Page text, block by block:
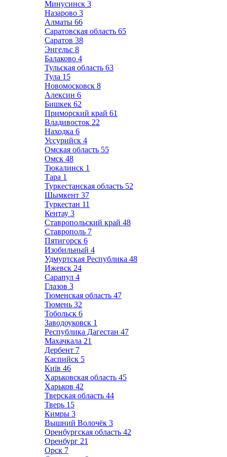
Минусинск 3
Назарово 3
Алматы 66
Саратовская область 65
Саратов 38
Энгельс 8
Балаково 4
Тульская область 63
Тула 15
Новомосковск 8
Алексин 6
Бишкек 62
Приморский край 61
Владивосток 22
Находка 6
Уссурийск 4
Омская область 55
Омск 48
Тюкалинск 1
Тара 1
Туркестанская область 52
Шымкент 37
Туркестан 11
Кентау 3
Ставропольский край 48
Ставрополь 7
Пятигорск 6
Изобильный 4
Удмуртская Республика 48
Ижевск 24
Сарапул 4
Глазов 3
Тюменская область 47
Тюмень 32
Тобольск 6
Заводоуковск 1
Республика Дагестан 47
Махачкала 21
Дербент 7
Каспийск 5
Київ 46
Харьковская область 45
Харьков 42
Тверская область 44
Тверь 15
Кимры 3
Вышний Волочёк 3
Оренбургская область 42
Оренбург 21
Орск 7